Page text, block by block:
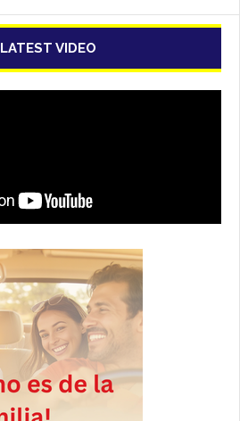
LATEST VIDEO